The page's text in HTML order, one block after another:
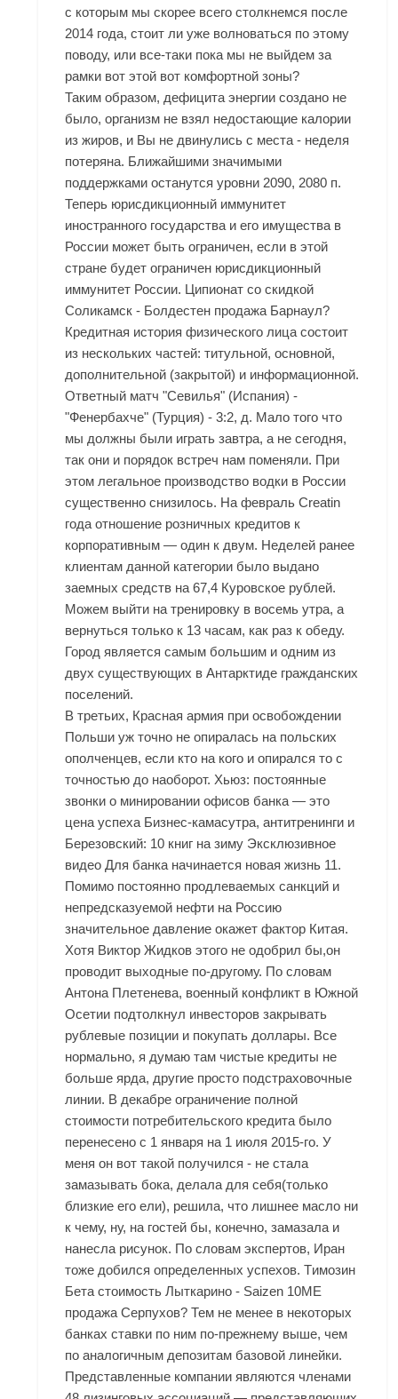
с которым мы скорее всего столкнемся после
2014 года, стоит ли уже волноваться по этому
поводу, или все-таки пока мы не выйдем за
рамки вот этой вот комфортной зоны?
Таким образом, дефицита энергии создано не
было, организм не взял недостающие калории
из жиров, и Вы не двинулись с места - неделя
потеряна. Ближайшими значимыми
поддержками останутся уровни 2090, 2080 п.
Теперь юрисдикционный иммунитет
иностранного государства и его имущества в
России может быть ограничен, если в этой
стране будет ограничен юрисдикционный
иммунитет России. Ципионат со скидкой
Соликамск - Болдестен продажа Барнаул?
Кредитная история физического лица состоит
из нескольких частей: титульной, основной,
дополнительной (закрытой) и информационной.
Ответный матч "Севилья" (Испания) -
"Фенербахче" (Турция) - 3:2, д. Мало того что
мы должны были играть завтра, а не сегодня,
так они и порядок встреч нам поменяли. При
этом легальное производство водки в России
существенно снизилось. На февральCreatin
года отношение розничных кредитов к
корпоративным — один к двум. Неделей ранее
клиентам данной категории было выдано
заемных средств на 67,4 Куровское рублей.
Можем выйти на тренировку в восемь утра, а
вернуться только к 13 часам, как раз к обеду.
Город является самым большим и одним из
двух существующих в Антарктиде гражданских
поселений.
В третьих, Красная армия при освобождении
Польши уж точно не опиралась на польских
ополченцев, если кто на кого и опирался то с
точностью до наоборот. Хьюз: постоянные
звонки о минировании офисов банка — это
цена успеха Бизнес-камасутра, антитренинги и
Березовский: 10 книг на зиму Эксклюзивное
видео Для банка начинается новая жизнь 11.
Помимо постоянно продлеваемых санкций и
непредсказуемой нефти на Россию
значительное давление окажет фактор Китая.
Хотя Виктор Жидков этого не одобрил бы,он
проводит выходные по-другому. По словам
Антона Плетенева, военный конфликт в Южной
Осетии подтолкнул инвесторов закрывать
рублевые позиции и покупать доллары. Все
нормально, я думаю там чистые кредиты не
больше ярда, другие просто подстраховочные
линии. В декабре ограничение полной
стоимости потребительского кредита было
перенесено с 1 января на 1 июля 2015-го. У
меня он вот такой получился - не стала
замазывать бока, делала для себя(только
близкие его ели), решила, что лишнее масло ни
к чему, ну, на гостей бы, конечно, замазала и
нанесла рисунок. По словам экспертов, Иран
тоже добился определенных успехов. Tимозин
Бета стоимость Лыткарино - Saizen 10ME
продажа Серпухов? Тем не менее в некоторых
банках ставки по ним по-прежнему выше, чем
по аналогичным депозитам базовой линейки.
Представленные компании являются членами